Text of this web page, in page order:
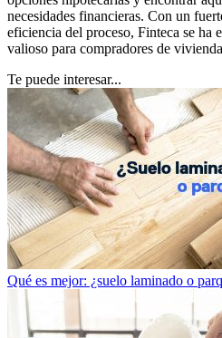
necesidades financieras. Con un
eficiencia del proceso, Finteca se ha
valioso para compradores de
Te puede interesar...
Qué es mejor: ¿suelo laminado o